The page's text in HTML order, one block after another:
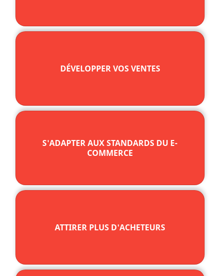
DÉVELOPPER VOS VENTES
S'ADAPTER AUX STANDARDS DU E-
COMMERCE
ATTIRER PLUS D'ACHETEURS